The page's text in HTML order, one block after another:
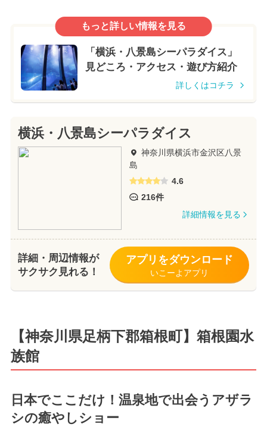
もっと詳しい情報を見る
「横浜・八景島シーパラダイス」
見どころ・アクセス・遊び方紹介
詳しくはコチラ
横浜・八景島シーパラダイス
神奈川県横浜市金沢区八景
島
4.6
216件
詳細情報を見る
詳細・周辺情報が
サクサク見れる！
アプリをダウンロード
いこーよアプリ
【神奈川県足柄下郡箱根町】箱根園水
族館
日本でここだけ！温泉地で出会うアザラ
シの癒やしショー